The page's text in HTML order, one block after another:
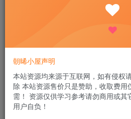
DiskGenius，集数据恢复、分区管
一身的超级工具软件。DiskGenius
区。它还是一款功能全面，安全可
供基本的分区管理功能外，还提供
用、便利的特色功能。
软件截图
朝晞小屋声明
本站资源均来源于互联网，如有侵权
除 本站资源售价只是赞助，收取费用
需！ 资源仅供学习参考请勿商用或其
用户自负！